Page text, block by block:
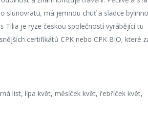
slunovratu, má jemnou chuť a sladce
je ryze českou společností vyrábějící tu
certifikátů CPK nebo CPK BIO, které
list, lípa květ, měsíček květ, řebříček květ,